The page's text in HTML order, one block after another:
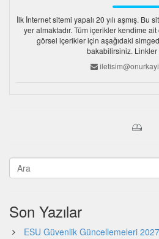
İlk İnternet sitemi yapalı 20 yılı aşmış. Bu
yer almaktadır. Tüm içerikler kendime
görsel içerikler için aşağıdaki
bakabilirsiniz. Linkler
Son Yazılar
ESU Güvenlik Güncellemeleri